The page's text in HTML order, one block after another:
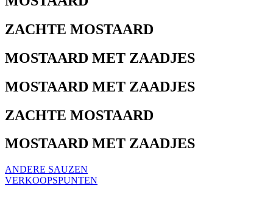
ZACHTE MOSTAARD
MOSTAARD MET ZAADJES
MOSTAARD MET ZAADJES
ZACHTE MOSTAARD
MOSTAARD MET ZAADJES
ANDERE SAUZEN
VERKOOPSPUNTEN